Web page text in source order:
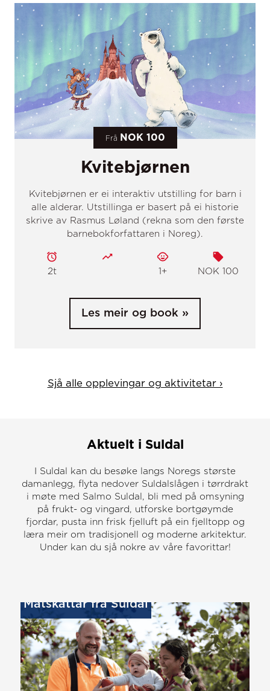
Sjå alle opplevingar og aktivitetar ›
Aktuelt i Suldal
I Suldal kan du besøke langs Noregs største
damanlegg, flyta nedover Suldalslågen i tørrdrakt
i møte med Salmo Suldal, bli med på omsyning
på frukt- og vingard, utforske bortgøymde
fjordar, pusta inn frisk fjelluft på ein fjelltopp og
læra meir om tradisjonell og moderne arkitektur.
Under kan du sjå nokre av våre favorittar!
Matskattar frå Suldal